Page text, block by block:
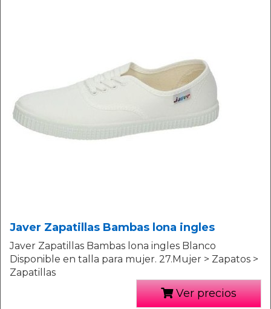
Javer Zapatillas Bambas lona ingles
Javer Zapatillas Bambas lona ingles Blanco
Disponible en talla para mujer. 27.Mujer > Zapatos >
Zapatillas
Ver precios